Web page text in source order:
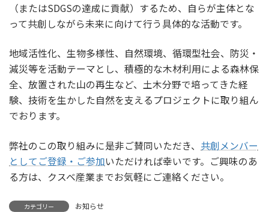
（またはSDGSの達成に貢献）するため、自らが主体とな
って共創しながら未来に向けて行う具体的な活動です。
地域活性化、生物多様性、自然環境、循環型社会、防災・
減災等を活動テーマとし、積極的な木材利用による森林保
全、放置された山の再生など、土木分野で培ってきた経
験、技術を生かした自然を支えるプロジェクトに取り組ん
でおります。
弊社のこの取り組みに是非ご賛同いただき、 共創メンバー
としてご登録・ご参加いただければ幸いです。ご興味のあ
る方は、クスベ産業までお気軽にご連絡ください。
カテゴリー お知らせ